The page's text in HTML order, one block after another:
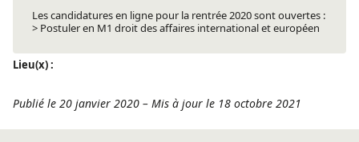
Les candidatures en ligne pour la rentrée 2020 sont ouvertes :
> Postuler en M1 droit des affaires international et européen
Lieu(x) :
Publié le 20 janvier 2020 – Mis à jour le 18 octobre 2021